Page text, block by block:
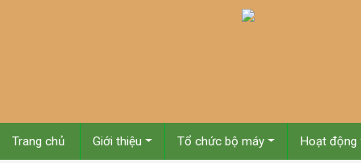
Trang chủ Giới thiệu Tổ chức bộ máy Hoạt động